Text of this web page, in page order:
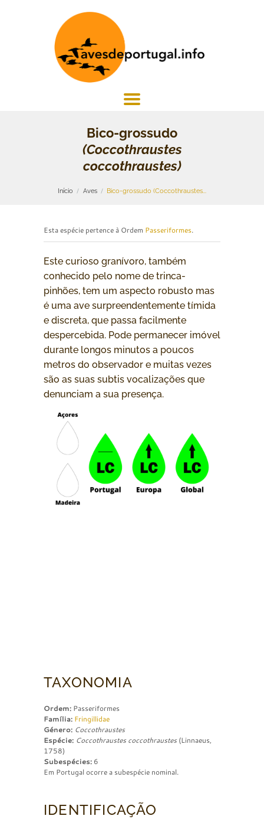
Bico-grossudo
(Coccothraustes
coccothraustes)
Início Aves Bico-grossudo (Coccothraustes...
Esta espécie pertence à Ordem Passeriformes.
Este curioso granívoro, também
conhecido pelo nome de trinca-
pinhões, tem um aspecto robusto mas
é uma ave surpreendentemente tímida
e discreta, que passa facilmente
despercebida. Pode permanecer imóvel
durante longos minutos a poucos
metros do observador e muitas vezes
são as suas subtis vocalizações que
denunciam a sua presença.
TAXONOMIA
Ordem: Passeriformes
Família: Fringillidae
Género: Coccothraustes
Espécie: Coccothraustes coccothraustes(Linnaeus,
1758)
Subespécies: 6
Em Portugal ocorre a subespécie nominal.
IDENTIFICAÇÃO